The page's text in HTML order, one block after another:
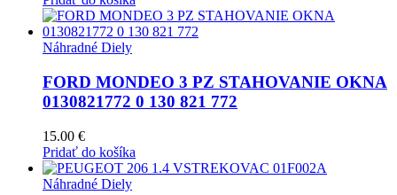
Náhradné Diely
FORD MONDEO 3 PZ STAHOVANIE OKNA
0130821772 0 130 821 772
15.00 €
Pridať do košíka
Náhradné Diely